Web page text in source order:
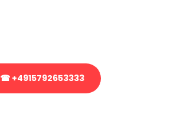
☎ +4915792653333